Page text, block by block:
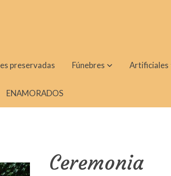
preservadas Fúnebres Artificiales
ENAMORADOS
Ceremonia